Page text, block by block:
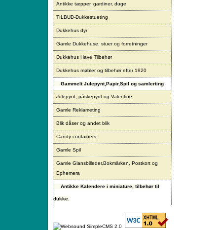
Antikke tæpper, gardiner, duge
TILBUD-Dukkestueting
Dukkehus dyr
Gamle Dukkehuse, stuer og forretninger
Dukkehus Have Tilbehør
Dukkehus møbler og tilbehør efter 1920
Gammelt Julepynt,Papir,Spil og samlerting
Julepynt, påskepynt og Valentine
Gamle Reklameting
Blik dåser og andet blik
Candy containers
Gamle Spil
Gamle Glansbilleder,Bokmärken, Postkort og
Ephemera
Antikke Kalendere i miniature, tilbehør til
dukke.